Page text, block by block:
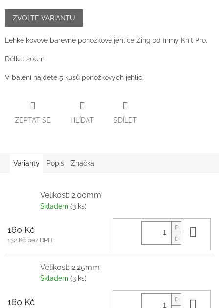
Měrná
cena:
ZVOLTE VARIANTU
Lehké kovové barevné ponožkové jehlice Zing od firmy Knit Pro.
Délka: 20cm.
V balení najdete 5 kusů ponožkových jehlic.
ZEPTAT SE HLÍDAT SDÍLET
Varianty Popis Značka
Velikost: 2.00mm
Skladem (3 ks)
160 Kč
132 Kč bez DPH
Velikost: 2.25mm
Skladem (3 ks)
160 Kč